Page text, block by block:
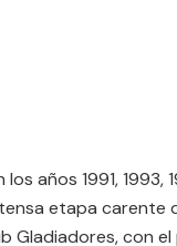
años 1991,
etapa
Gladiadores, con